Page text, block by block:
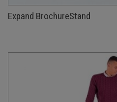
Expand BrochureStand